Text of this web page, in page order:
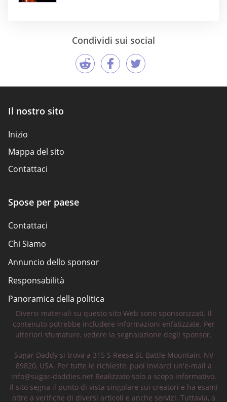
Condividi sui social
Il nostro sito
Inizio
Mappa del sito
Contattaci
Spose per paese
Contattaci
Chi Siamo
Annuncio dello sponsor
Responsabilità
Panoramica della politica
Consigli per la sicurezza
Diversi materiali su questo sito Web sono sponsorizzati. Il
contenuto potrebbe includere informazioni enfatizzate. Per
ulteriori sfumature, vedere la segnalazione degli sponsor.
Sugar Daddy si trova a 315 S Reese St, Battle Mountain, NV
89820, USA. Per tutte le richieste, puoi inviarci un'e-mail a
info@sugar-daddies.netRealizzato solo a scopo informativo.
Il sito segna il punto di vista singolare sui creatori e ha esami
oltre a verifiche di diversi articoli e anche servizi. Tuttavia, a